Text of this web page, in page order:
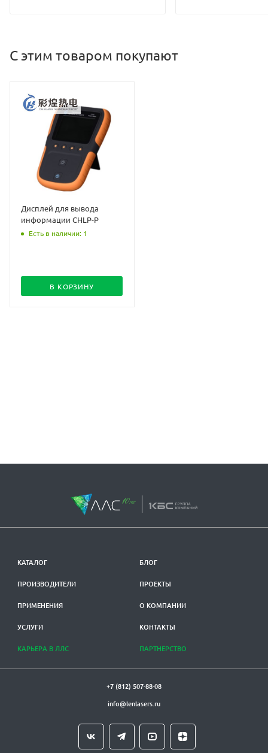
С этим товаром покупают
Дисплей для вывода
информации CHLP-P
Есть в наличии: 1
В КОРЗИНУ
КАТАЛОГ
ПРОИЗВОДИТЕЛИ
ПРИМЕНЕНИЯ
УСЛУГИ
КАРЬЕРА В ЛЛС
БЛОГ
ПРОЕКТЫ
О КОМПАНИИ
КОНТАКТЫ
ПАРТНЕРСТВО
+7 (812) 507-88-08
info@lenlasers.ru